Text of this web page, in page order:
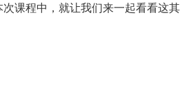
课程中，就让我们来一起看看这其